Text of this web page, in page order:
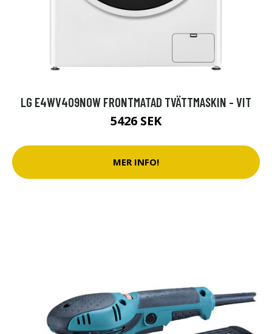
LG E4WV409N0W FRONTMATAD TVÄTTMASKIN - VIT
5426 SEK
MER INFO!